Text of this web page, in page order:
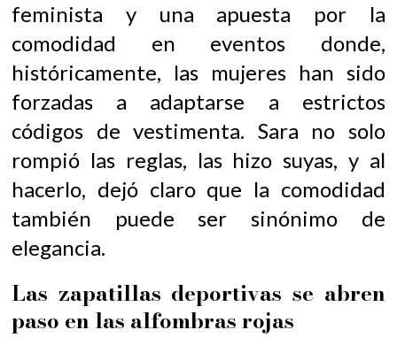
feminista y una apuesta por la
comodidad en eventos donde,
históricamente, las mujeres han sido
forzadas a adaptarse a estrictos
códigos de vestimenta. Sara no solo
rompió las reglas, las hizo suyas, y al
hacerlo, dejó claro que la comodidad
también puede ser sinónimo de
elegancia.
Las zapatillas deportivas se abren
paso en las alfombras rojas